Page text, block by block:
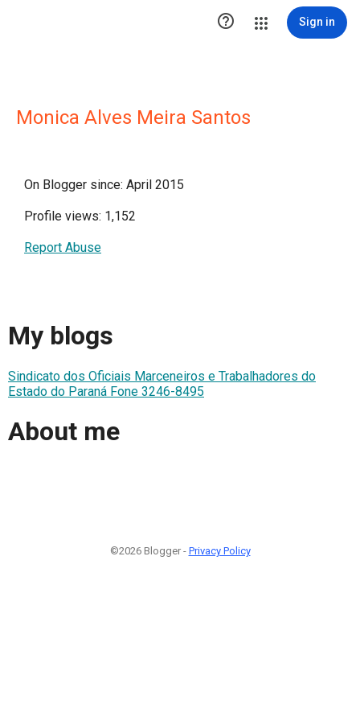
 Sign in
Monica Alves Meira Santos
On Blogger since: April 2015
Profile views: 1,152
Report Abuse
My blogs
Sindicato dos Oficiais Marceneiros e Trabalhadores do
Estado do Paraná Fone 3246-8495
About me
©2026 Blogger - Privacy Policy